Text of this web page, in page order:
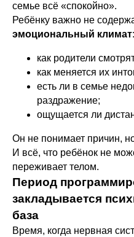
семье всё «спокойно».
Ребёнку важно не
эмоциональный климат:
как родители
как меняется их
есть ли в семье
раздражение;
ощущается ли
Он не понимает причин,
И всё, что ребёнок не
переживает телом.
Период
закладывается
база
Время, когда нервная